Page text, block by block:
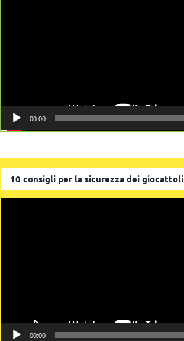
00:00
10 consigli per la sicurezza dei giocattoli
00:00